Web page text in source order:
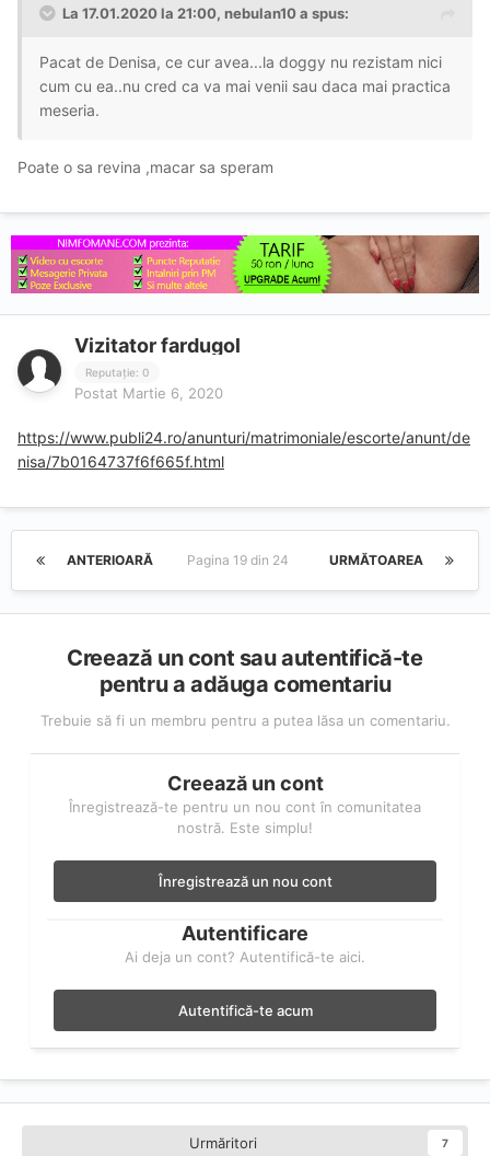
La 17.01.2020 la 21:00, nebulan10 a spus:
Pacat de Denisa, ce cur avea...la doggy nu rezistam nici
cum cu ea..nu cred ca va mai venii sau daca mai practica
meseria.
Poate o sa revina ,macar sa speram
Vizitator fardugol
Reputație: 0
Postat Martie 6, 2020
https://www.publi24.ro/anunturi/matrimoniale/escorte/anunt/de
nisa/7b0164737f6f665f.html
ANTERIOARĂ URMĂTOAREA
Pagina 19 din 24
Creează un cont sau autentifică-te
pentru a adăuga comentariu
Trebuie să fi un membru pentru a putea lăsa un comentariu.
Creează un cont
Înregistrează-te pentru un nou cont în comunitatea
nostră. Este simplu!
Înregistrează un nou cont
Autentificare
Ai deja un cont? Autentifică-te aici.
Autentifică-te acum
Urmăritori 7